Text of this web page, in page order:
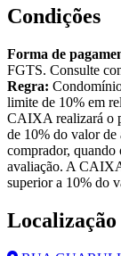
Condições
Forma de
FGTS. Consulte
Regra:
limite de 10% em
CAIXA realizará o
de 10% do valor
comprador,
avaliação. A
superior a 10% do
Localização